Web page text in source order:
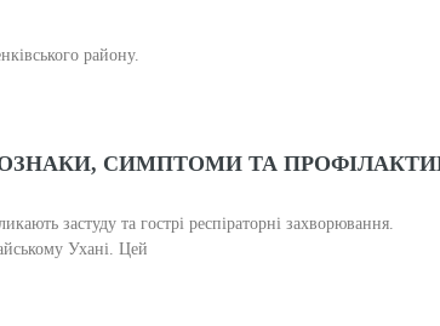
району.
СИМПТОМИ ТА
застуду та гострі респіраторні захворювання.
Ухані. Цей